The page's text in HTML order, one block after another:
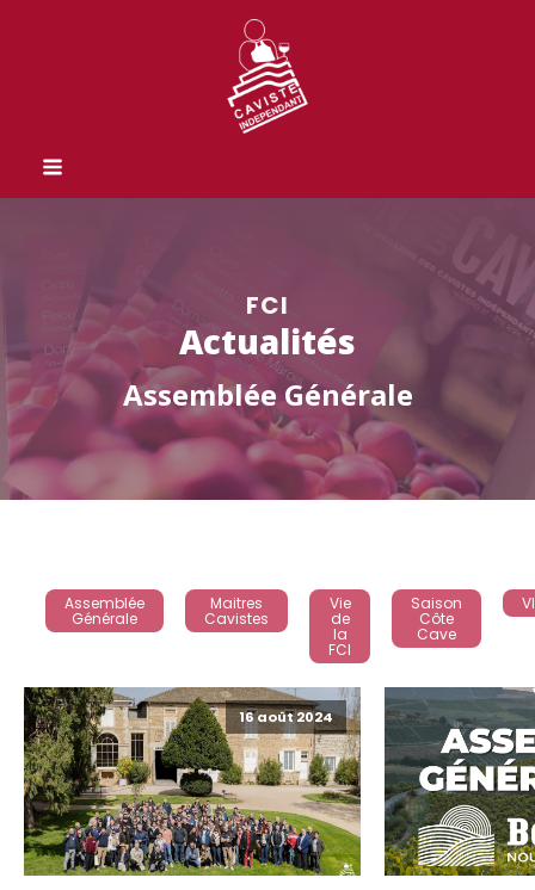
FCI
Actualités
Assemblée Générale
Assemblée
Générale
Maitres
Cavistes
Vie
de
la
FCI
Saison
Côte
Cave
16 août 2024